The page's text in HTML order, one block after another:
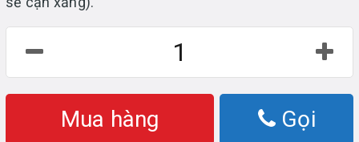
Mua hàng Gọi